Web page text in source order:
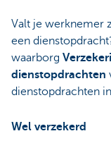
Valt je werknemer
een
waarborg
dienstopdrachten
dienstopdrachten
Wel verzekerd